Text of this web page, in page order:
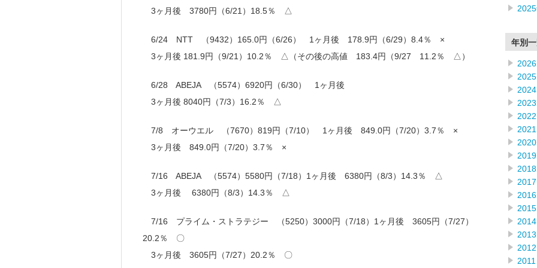
3ヶ月後 3780円（6/21）18.5％ △
6/24 NTT （9432）165.0円（6/26） 1ヶ月後 178.9円（6/29）8.4％ ×
3ヶ月後 181.9円（9/21）10.2％ △（その後の高値 183.4円（9/27 11.2％ △）
6/28 ABEJA （5574）6920円（6/30） 1ヶ月後
3ヶ月後 8040円（7/3）16.2％ △
7/8 オーウエル （7670）819円（7/10） 1ヶ月後 849.0円（7/20）3.7％ ×
3ヶ月後 849.0円（7/20）3.7％ ×
7/16 ABEJA （5574）5580円（7/18）1ヶ月後 6380円（8/3）14.3％ △
3ヶ月後 6380円（8/3）14.3％ △
7/16 プライム・ストラテジー （5250）3000円（7/18）1ヶ月後 3605円（7/27）
20.2％ 〇
3ヶ月後 3605円（7/27）20.2％ 〇
年別
2026
2025
2024
2023
2022
2021
2020
2019
2018
2017
2016
2015
2014
2013
2012
2011